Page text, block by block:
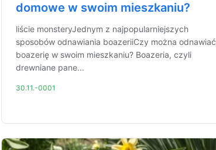
domowe w swoim mieszkaniu?
liście monsteryJednym z najpopularniejszych
sposobów odnawiania boazeriiCzy można odnawiać
boazerię w swoim mieszkaniu? Boazeria, czyli
drewniane pane...
30.11.-0001